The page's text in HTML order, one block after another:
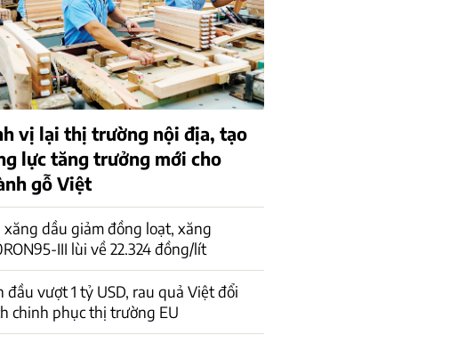
vị lại thị trường nội địa, tạo
lực tăng trưởng mới cho
gỗ Việt
xăng dầu giảm đồng loạt, xăng
III lùi về 22.324 đồng/lít
đầu vượt 1 tỷ USD, rau quả Việt đổi
chinh phục thị trường EU